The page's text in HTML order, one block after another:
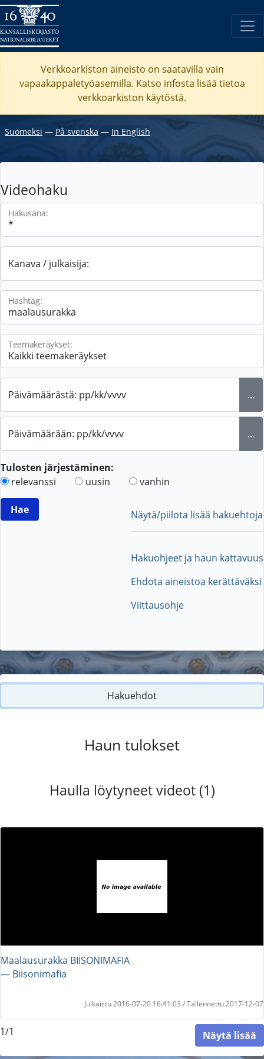
Verkkoarkiston aineisto on saatavilla vain
vapaakappaletyöasemilla. Katso infosta lisää tietoa
verkkoarkiston käytöstä.
Suomeksi ― På svenska ― In English
Videohaku
Hakusana:
Kanava / julkaisija:
Hashtag:
Teemakeräykset:
Päivämäärästä: pp/kk/vvvv ...
Päivämäärään: pp/kk/vvvv ...
Tulosten järjestäminen:
relevanssi
uusin vanhin
Näytä/piilota lisää hakuehtoja
Hakuohjeet ja haun kattavuus
Ehdota aineistoa kerättäväksi
Viittausohje
Hakuehdot
Haun tulokset
Haulla löytyneet videot (1)
Maalausurakka BIISONIMAFIA
― Biisonimafia
Julkaistu 2016-07-20 16:41:03 / Tallennettu 2017-12-07
1/1 Näytä lisää